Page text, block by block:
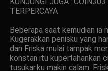
TERPERCAYA
Beberapa saat kemudian ia
Kugerakkan penisku yang
dan Friska mulai tampak
konstan itu kupertahankan
tusukanku makin dalam.